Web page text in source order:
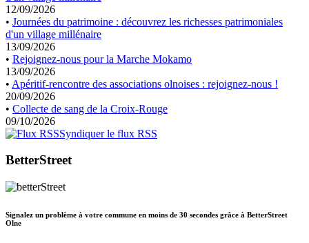
12/09/2026
• Journées du patrimoine : découvrez les richesses patrimoniales
d'un village millénaire
13/09/2026
• Rejoignez-nous pour la Marche Mokamo
13/09/2026
• Apéritif-rencontre des associations olnoises : rejoignez-nous !
20/09/2026
• Collecte de sang de la Croix-Rouge
09/10/2026
Syndiquer le flux RSS
BetterStreet
Signalez un problème à votre commune en moins de 30 secondes grâce à BetterStreet
Olne